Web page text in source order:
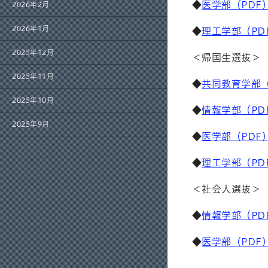
2026年2月
2026年1月
2025年12月
2025年11月
2025年10月
2025年9月
◆医学部（PDF）
◆理工学部（
＜帰国生選抜＞
◆共同教育学部
◆情報学部（
◆医学部（PDF）
◆理工学部（
＜社会人選抜＞
◆情報学部（
◆医学部（PDF）